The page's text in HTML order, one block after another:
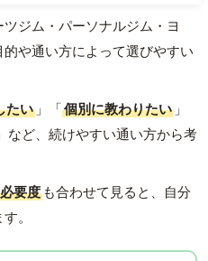
ジム・パーソナルジム・ヨ
や通い方によって選びやすい
たい 」「個別に教わりたい 」
」など、続けやすい通い方から考
要度 も合わせて見ると、自分
。